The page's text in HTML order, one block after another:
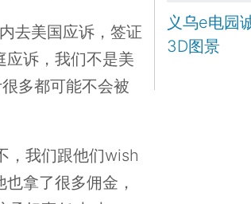
去美国应诉，签证
应诉，我们不是美
多都可能不会被
，我们跟他们wish
拿了很多佣金，
义乌e电园
3D图景